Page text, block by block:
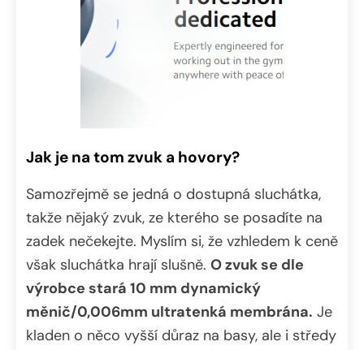
Jak je na tom zvuk a hovory?
Samozřejmě se jedná o dostupná sluchátka,
takže nějaký zvuk, ze kterého se posadíte na
zadek nečekejte. Myslím si, že vzhledem k ceně
však sluchátka hrají slušně. O zvuk se dle
výrobce stará 10 mm dynamický
měnič/0,006mm ultratenká membrána. Je
kladen o něco vyšší důraz na basy, ale i středy